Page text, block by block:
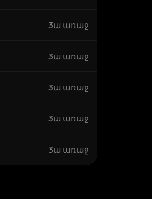
3ա առաջ
3ա առաջ
3ա առաջ
3ա առաջ
3ա առաջ